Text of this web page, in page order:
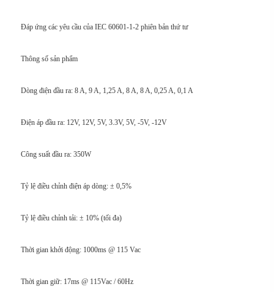
Đáp ứng các yêu cầu của IEC 60601-1-2 phiên bản thứ tư
Thông số sản phẩm
Dòng điện đầu ra: 8 A, 9 A, 1,25 A, 8 A, 8 A, 0,25 A, 0,1 A
Điện áp đầu ra: 12V, 12V, 5V, 3.3V, 5V, -5V, -12V
Công suất đầu ra: 350W
Tỷ lệ điều chỉnh điện áp dòng: ± 0,5%
Tỷ lệ điều chỉnh tải: ± 10% (tối đa)
Thời gian khởi động: 1000ms @ 115 Vac
Thời gian giữ: 17ms @ 115Vac / 60Hz